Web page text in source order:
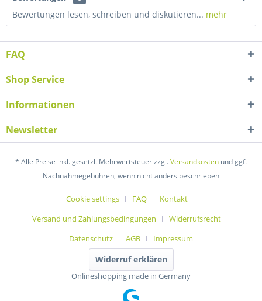
Bewertungen lesen, schreiben und diskutieren... mehr
FAQ
Shop Service
Informationen
Newsletter
* Alle Preise inkl. gesetzl. Mehrwertsteuer zzgl.Versandkosten und ggf.
Nachnahmegebühren, wenn nicht anders beschrieben
Cookie settings FAQ
Kontakt
Versand und Zahlungsbedingungen
Widerrufsrecht
Datenschutz
AGB Impressum
Widerruf erklären
Onlineshopping made in Germany